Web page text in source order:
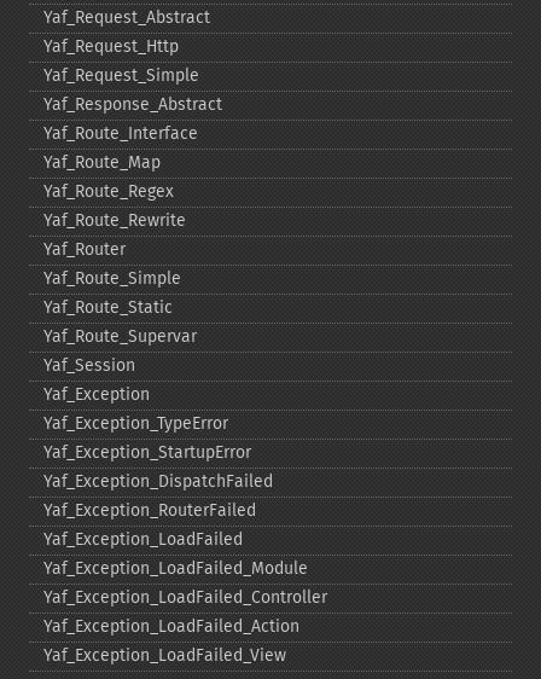
Yaf_​Request_​Abstract
Yaf_​Request_​Http
Yaf_​Request_​Simple
Yaf_​Response_​Abstract
Yaf_​Route_​Interface
Yaf_​Route_​Map
Yaf_​Route_​Regex
Yaf_​Route_​Rewrite
Yaf_​Router
Yaf_​Route_​Simple
Yaf_​Route_​Static
Yaf_​Route_​Supervar
Yaf_​Session
Yaf_​Exception
Yaf_​Exception_​TypeError
Yaf_​Exception_​StartupError
Yaf_​Exception_​DispatchFailed
Yaf_​Exception_​RouterFailed
Yaf_​Exception_​LoadFailed
Yaf_​Exception_​LoadFailed_​Module
Yaf_​Exception_​LoadFailed_​Controller
Yaf_​Exception_​LoadFailed_​Action
Yaf_​Exception_​LoadFailed_​View